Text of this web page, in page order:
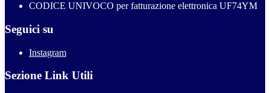
CODICE UNIVOCO per fatturazione elettronica UF74YM
Seguici su
Instagram
Sezione Link Utili